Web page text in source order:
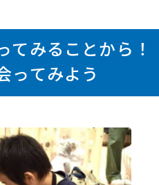
てみることから！
ってみよう